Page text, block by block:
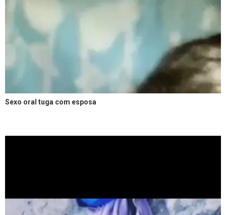
Sexo oral tuga com esposa